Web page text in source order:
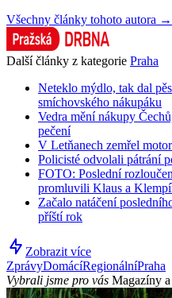
Všechny články tohoto autora →
Další články z kategorie Praha
Neteklo mýdlo, tak dal
smíchovského nákupáku
Vedra mění nákupy
pečení
V Letňanech zemřel
Policisté odvolali pátrání
FOTO: Poslední
promluvili Klaus a
Začalo natáčení
příští rok
Zobrazit více
ZprávyDomácíRegionálníPraha
Vybrali jsme pro vás Magazíny